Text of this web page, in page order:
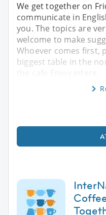
We get together on
communicate in
you. The topics are
welcome to make
Whoever comes first,
biggest table in the
the cafe Enjoy intere